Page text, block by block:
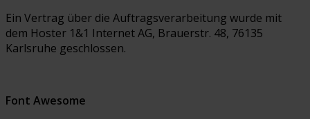
Ein Vertrag über die Auftragsverarbeitung wurde mit
dem Hoster 1&1 Internet AG, Brauerstr. 48, 76135
Karlsruhe geschlossen.
Font Awesome